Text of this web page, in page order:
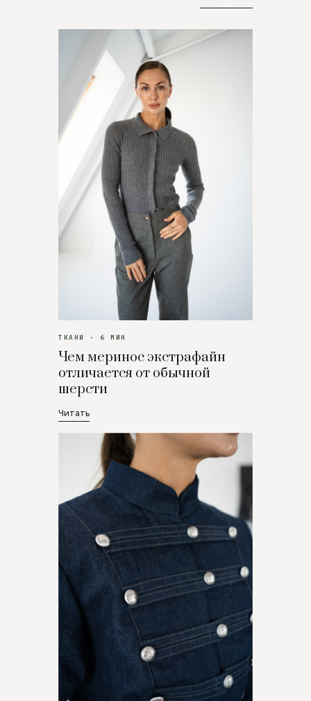
ТКАНИ · 6 МИН
Чем меринос экстрафайн
отличается от обычной
шерсти
Читать